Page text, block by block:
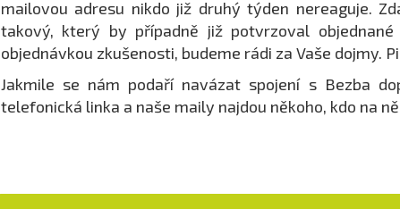
mailovou adresu nikdo již druhý týden nereaguje.
takový, který by případně již potvrzoval
objednávkou zkušenosti, budeme rádi za Vaše dojmy.
Jakmile se nám podaří navázat spojení s Bezba
telefonická linka a naše maily najdou někoho, kdo na